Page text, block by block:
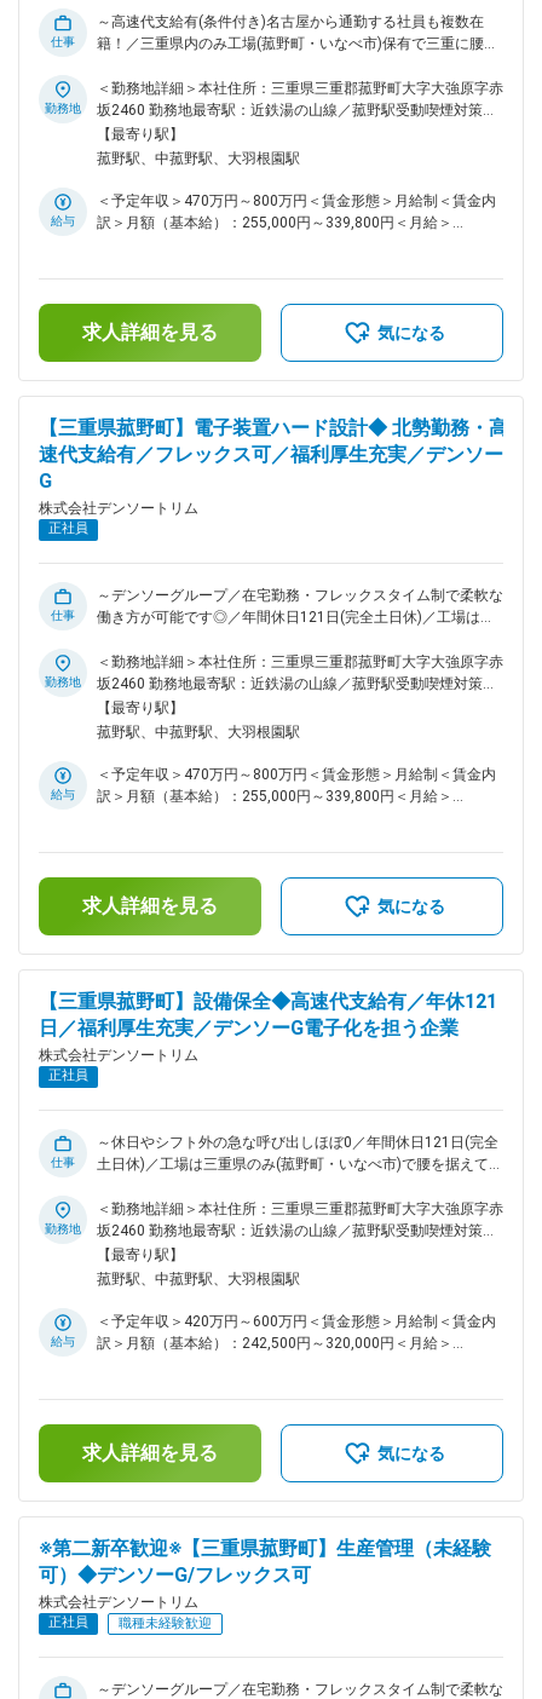
カーの期待に応えます。デンソーのグループ会社として、最先
端技術はもちろんのこと、量産開発などの具体的な技術開発を
モデル年収※それぞれ手当・残業代等含む 26歳、独身：550万
円 33歳、既婚（子2人）、担当係長：740万円 37歳、課長
仕事
～高速代支給有(条件付き)名古屋から通勤する社員も複数在
籍！／三重県内のみ工場(菰野町・いなべ市)保有で三重に腰を
休)・福利厚生◎で働きやすい環境／若手も多く中途活躍環
境】 ■募集背景 二輪車用製品の製造からスタートし現在では
四輪車用製品の制御製品や電子製品へも分野を拡大、事業成長
し続けております。今後はCASE、MaaSを見据えた自動車電
な当社にて事業拡大による受注量増加に伴う増員採用です。 ■
職務内容 当社製品の品質保証業務全般をお任せいたします。
する装置など二輪、四輪ともに様々な電子制御装置を取り扱っ
ております。 ■職務詳細 ・開発新製品の評価、計画及び監査
・不良発生時の調査、対策/処置及びお客様への報告 ・IATFに
ソーGですが1000人規模ということもあり分業制ではなく業務
の裁量も多く、また他部署との連携も強く、小回りが利き意思
決定スピードも早い為仕事をしやすく幅広いスキルを身に着け
ることができます。 ・デンソーの品質への意識の強さを受け
底されていること、他部署とコミュニケーションがとりやすい
ので認識の齟齬が発生しずらくミスが起こ良い品質水準を生み
出せております。 ■中途社員が活躍する環境 中途入社者の追
いつき制度があり、中途入社の方でも実力次第では早期昇格が
可能です。中途で入社し、執行役員や部長になっている方が複
数名います。 ■モデル年収※それぞれ手当・残業代等含む 26
円 37歳、課長職：900～1050万円 変更の範囲：会社の定める
業務
勤務地
＜勤務地詳細＞本社住所：三重県三重郡菰野町大字大強原字赤
坂2460 勤務地最寄駅：近鉄湯の山線／菰野駅受動喫煙対策：
屋内全面禁煙変更の範囲：会社の定める事業所（リモートワー
ク含む）
【最寄り駅】
菰野駅、中菰野駅、大羽根園駅
給与
＜予定年収＞470万円～800万円＜賃金形態＞月給制＜賃金内
訳＞月額（基本給）：255,000円～339,800円＜月給＞
当・職能等級手当・役職手当・BYOD手当・特別休暇手当・高
速道路通勤手当・住宅手当 ※支給にあたっては当社規定による
賃金はあくまでも目安の金額であり、選考を通じて上下する可
求人詳細を見る 気になる
【三重県菰野町】電子装置ハード設計◆ 北勢勤務・高
速代支給有／フレックス可／福利厚生充実／デンソー
G
株式会社デンソートリム
正社員
仕事
～デンソーグループ／在宅勤務・フレックスタイム制で柔軟な
働き方が可能です◎／年間休日121日(完全土日休)／工場は三
業務内容 ライダーの操作や車両状態をセンサー信号を基に、
最も適した燃料噴射、電子スロットル開度などを判断し制御す
るECU（電子制御装置）のハードウェア設計をお任せいたしま
す。 コンポーネント・アクチュエータを制御するための電
～製造までの一貫体制を敷いているため、「製品の完成を見届
けられる」点が魅力です。上流工程から下流工程までの開発工
務が中心となります。設計業務においてはデンソーグループの
知見/ノウハウを活用しつつ、ご自身の経験を活かした安定し
た業務展開が可能です。 ■組織構成／働き方 ハード設計部門
・約20名が所属 ・業務工程ごと約5つのチームに分かれている
るため、連携・情報交換が容易 ・小回りが利き、意思決定ス
ピードが早い 働き方 ・在宅勤務やフレックスタイム制の活用
が可能で柔軟に働ける ・残業は20～30時間／月ほど ■同社の
魅力 【若手が成長できる環境です】 高い技術を持った方が多
く、若手が技術力を高めやすい環境で積極的に相談や質問がで
（中途で入社し、執行役員や部長になっている方が複数名いま
す。） 【充実した福利厚生】 グループ団体自動車保険の43％
しております。※同居ご家族も同じ割引率 【働きやすい環境】
年間休日121日、完全土日休み。名古屋からの通勤者も多く、
高速代支給（条件付き）もございます。 ■モデル年収※それぞ
れ手当・残業代等含む 26歳、独身：550万円 33歳、既婚（子
変更の範囲：会社の定める業務
勤務地
＜勤務地詳細＞本社住所：三重県三重郡菰野町大字大強原字赤
坂2460 勤務地最寄駅：近鉄湯の山線／菰野駅受動喫煙対策：
屋内全面禁煙変更の範囲：会社の定める事業所（リモートワー
ク含む）
【最寄り駅】
菰野駅、中菰野駅、大羽根園駅
給与
＜予定年収＞470万円～800万円＜賃金形態＞月給制＜賃金内
訳＞月額（基本給）：255,000円～339,800円＜月給＞
日出勤手当・在宅勤務手当・職能等級手当・役職手当・BYOD
手当・特別休暇手当・高速道路通勤手当・住宅手当 他 ※支給
は当社規定による賃金はあくまでも目安の金額であり、選考を
めた表記です。
求人詳細を見る 気になる
【三重県菰野町】設備保全◆高速代支給有／年休121
日／福利厚生充実／デンソーG電子化を担う企業
株式会社デンソートリム
正社員
仕事
～休日やシフト外の急な呼び出しほぼ0／年間休日121日(完全
土日休)／工場は三重県のみ(菰野町・いなべ市)で腰を据えて働
全業務をお任せします。 ・生産設備の点検・整備・修理業務
（当社は、組付け設備、計装設備が主流となります） ・パソ
コン、サーバなどの保守業務 ■業務の特徴 製品生産工場では
機械が動かなければ生産ができない為、設備保全の業務はとて
の調子が悪くなることもなく、製造作業を支えることができま
す。 また同社は新しい設備の導入も多く、最新の設備に触れ
夜勤：18:55－03:30 ※他の時間もございますが基本的にこの時
間で勤務していただきます。 ・3:30以降は生産ラインも止ま
っているものが多く、日勤開始時間までで急に呼び出されるこ
とはほとんどございません。 ・シフト制で夜間の勤務番がお
せん。 ・長期休暇に休日出勤は発生する可能性があります
が、しっかりと代休を取得いただけます。 ・残業時間は20～
30時間です。 ■同社の魅力 【若手が成長できる環境】 若手エ
ンジニアや高い技術を持った方が多く、若手が技術力を高めや
すい環境で積極的に相談や質問ができる風土です。 【中途入
社の方が活躍できる環境】 OJTを中心とした業務習得環境が
プ団体自動車保険の43％割引、全国各地の保養所利用可 【働
勤務地
＜勤務地詳細＞本社住所：三重県三重郡菰野町大字大強原字赤
坂2460 勤務地最寄駅：近鉄湯の山線／菰野駅受動喫煙対策：
屋内全面禁煙変更の範囲：会社の定める事業所
【最寄り駅】
菰野駅、中菰野駅、大羽根園駅
給与
＜予定年収＞420万円～600万円＜賃金形態＞月給制＜賃金内
訳＞月額（基本給）：242,500円～320,000円＜月給＞
日出勤手当・在宅勤務手当・職能等級手当・役職手当・BYOD
手当・特別休暇手当・高速道路通勤手当 ※支給は当社規定によ
る賃金はあくまでも目安の金額であり、選考を通じて上下する
求人詳細を見る 気になる
※第二新卒歓迎※【三重県菰野町】生産管理（未経験
可）◆デンソーG/フレックス可
株式会社デンソートリム
正社員 職種未経験歓迎
～デンソーグループ／在宅勤務・フレックスタイム制で柔軟な